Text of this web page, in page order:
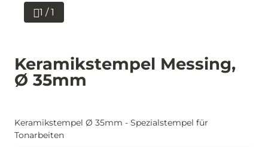
1 / 1
Keramikstempel Messing,
Ø 35mm
Keramikstempel Ø 35mm - Spezialstempel für
Tonarbeiten